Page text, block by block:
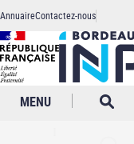
Aller
au
contenu
principal
Header
AnnuaireContactez-nous
MENU
Panneau de gestion des